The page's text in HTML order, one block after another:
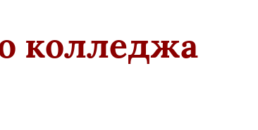
колледжа